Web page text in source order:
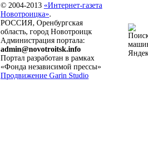
© 2004-2013 «Интернет-газета
Новотроицка».
РОССИЯ, Оренбургская
область, город Новотроицк
Администрация портала:
admin@novotroitsk.info
Портал разработан в рамках
«Фонда независимой прессы»
Продвижение Garin Studio